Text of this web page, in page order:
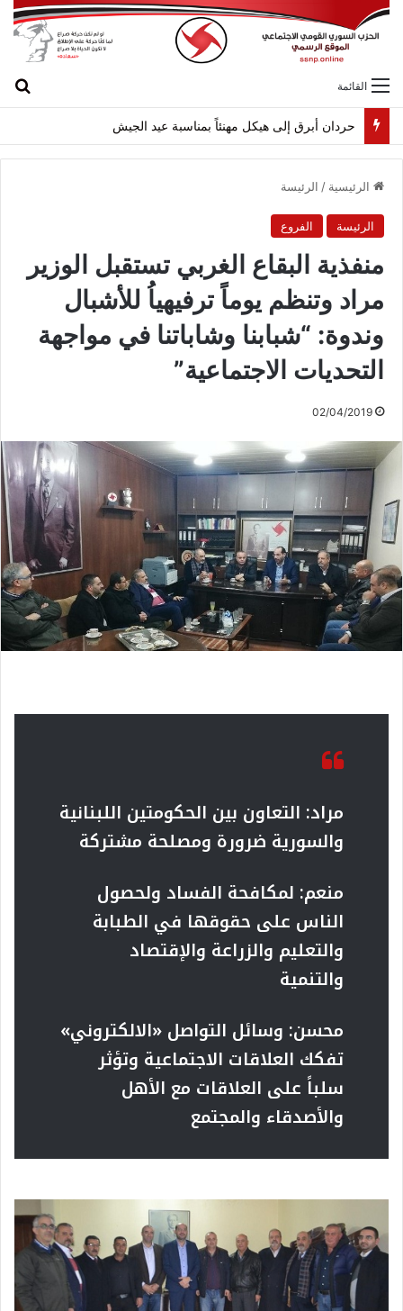
القائمة
حردان أبرق إلى هيكل مهنئاً بمناسبة عيد الجيش
الرئيسية / الرئيسة
الرئيسة الفروع
منفذية البقاع الغربي تستقبل الوزير
مراد وتنظم يوماً ترفيهياُ للأشبال
وندوة: “شبابنا وشاباتنا في مواجهة
التحديات الاجتماعية”
02/04/2019
مراد: التعاون بين الحكومتين اللبنانية
والسورية ضرورة ومصلحة مشتركة
منعم: لمكافحة الفساد ولحصول
الناس على حقوقها في الطبابة
والتعليم والزراعة والإقتصاد
والتنمية
محسن: وسائل التواصل «الالكتروني»
تفكك العلاقات الاجتماعية وتؤثر
سلباً على العلاقات مع الأهل
والأصدقاء والمجتمع